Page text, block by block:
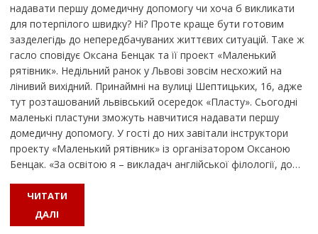
надавати першу домедичну допомогу чи хоча б викликати
для потерпілого швидку? Ні? Проте краще бути готовим
зазделегідь до непередбачуваних життєвих ситуацій. Таке ж
гасло сповідує Оксана Бенцак та її проект «Маленький
рятівник». Недільний ранок у Львові зовсім несхожий на
лінивий вихідний. Принаймні на вулиці Шептицьких, 16, адже
тут розташований львівський осередок «Пласту». Сьогодні
маленькі пластуни зможуть навчитися надавати першу
домедичну допомогу. У гості до них завітали інструктори
проекту «Маленький рятівник» із організатором Оксаною
Бенцак. «За освітою я – викладач англійської філології, до…
ЧИТАТИ
ДАЛІ